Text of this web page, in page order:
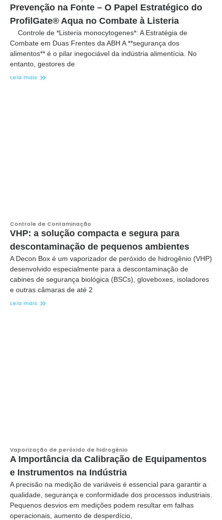
Prevenção na Fonte – O Papel Estratégico do
ProfilGate® Aqua no Combate à Listeria
Controle de *Listeria monocytogenes*: A Estratégia de
Combate em Duas Frentes da ABH A **segurança dos
alimentos** é o pilar inegociável da indústria alimentícia. No
entanto, gestores de
Leia mais
Controle de Contaminação
VHP: a solução compacta e segura para
descontaminação de pequenos ambientes
A Decon Box é um vaporizador de peróxido de hidrogênio (VHP)
desenvolvido especialmente para a descontaminação de
cabines de segurança biológica (BSCs), gloveboxes, isoladores
e outras câmaras de até 2
Leia mais
Vaporização de peróxido de hidrogênio
A Importância da Calibração de Equipamentos
e Instrumentos na Indústria
A precisão na medição de variáveis é essencial para garantir a
qualidade, segurança e conformidade dos processos industriais.
Pequenos desvios em medições podem resultar em falhas
operacionais, aumento de desperdício,